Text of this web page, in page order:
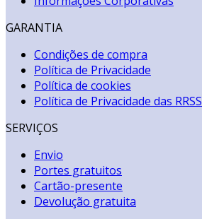
GARANTIA
Condições de compra
Política de Privacidade
Política de cookies
Política de Privacidade das RRSS
SERVIÇOS
Envio
Portes gratuitos
Cartão-presente
Devolução gratuita